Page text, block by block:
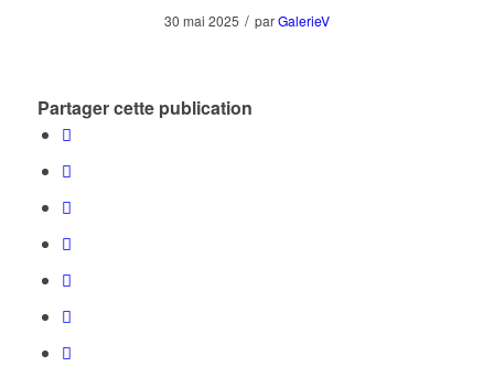
30 mai 2025 / parGalerieV
Partager cette publication